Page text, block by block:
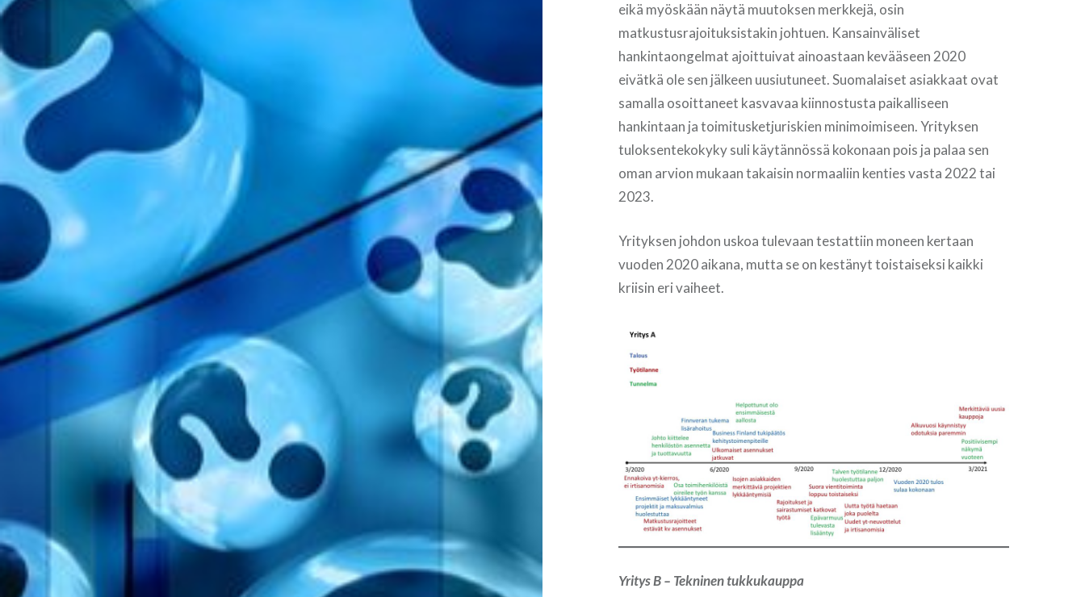
eikä myöskään näytä muutoksen merkkejä, osin
matkustusrajoituksistakin johtuen. Kansainväliset
hankintaongelmat ajoittuivat ainoastaan kevääseen 2020
eivätkä ole sen jälkeen uusiutuneet. Suomalaiset asiakkaat ovat
samalla osoittaneet kasvavaa kiinnostusta paikalliseen
hankintaan ja toimitusketjuriskien minimoimiseen. Yrityksen
tuloksentekokyky suli käytännössä kokonaan pois ja palaa sen
oman arvion mukaan takaisin normaaliin kenties vasta 2022 tai
2023.
Yrityksen johdon uskoa tulevaan testattiin moneen kertaan
vuoden 2020 aikana, mutta se on kestänyt toistaiseksi kaikki
kriisin eri vaiheet.
Yritys B – Tekninen tukkukauppa